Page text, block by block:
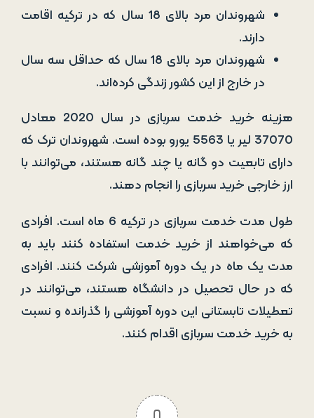
شهروندان مرد بالای 18 سال که در ترکیه اقامت
دارند.
شهروندان مرد بالای 18 سال که حداقل سه سال
در خارج از این کشور زندگی کرده‌اند.
هزینه خرید خدمت سربازی در سال 2020 معادل
37070 لیر یا 5563 یورو بوده است. شهروندان ترک که
دارای تابعیت دو گانه یا چند گانه هستند، می‌توانند با
ارز خارجی خرید سربازی را انجام دهند.
طول مدت خدمت سربازی در ترکیه 6 ماه است. افرادی
که می‌خواهند از خرید خدمت استفاده کنند باید به
مدت یک ماه در یک دوره آموزشی شرکت کنند. افرادی
که در حال تحصیل در دانشگاه هستند، می‌توانند در
تعطیلات تابستانی این دوره آموزشی را گذرانده و نسبت
به خرید خدمت سربازی اقدام کنند.